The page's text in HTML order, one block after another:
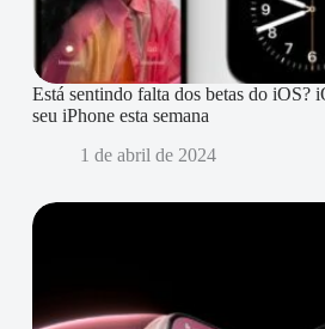
Está sentindo falta dos betas do iOS?
seu iPhone esta semana
1 de abril de 2024